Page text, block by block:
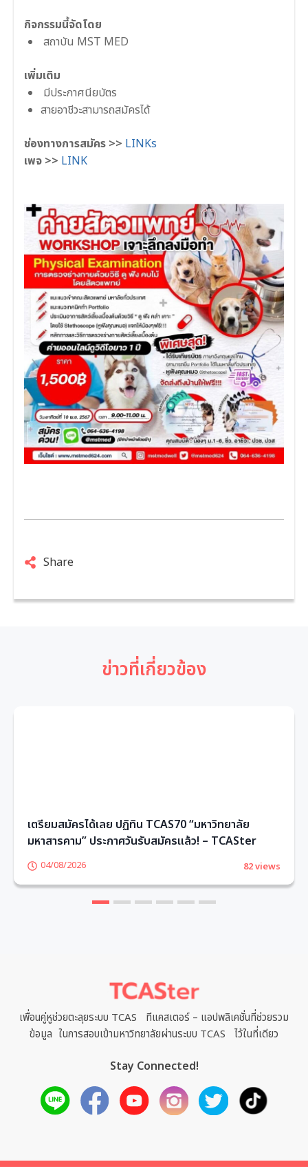
กิจกรรมนี้จัดโดย
สถาบัน MST MED
เพิ่มเติม
มีประกาศนียบัตร
สายอาชีวะสามารถสมัครได้
ช่องทางการสมัคร >> LINKs
เพจ >> LINK
Share
ข่าวที่เกี่ยวข้อง
เตรียมสมัครได้เลย ปฏิทิน TCAS70 “มหาวิทยาลัย
มหาสารคาม” ประกาศวันรับสมัครแล้ว! – TCASter
04/08/2026 82 views
3 4 5 6
เพื่อนคู่หูช่วยตะลุยระบบ TCAS ทีแคสเตอร์ – แอปพลิเคชั่นที่ช่วยรวม
ข้อมูล ในการสอบเข้ามหาวิทยาลัยผ่านระบบ TCAS ไว้ในที่เดียว
Stay Connected!